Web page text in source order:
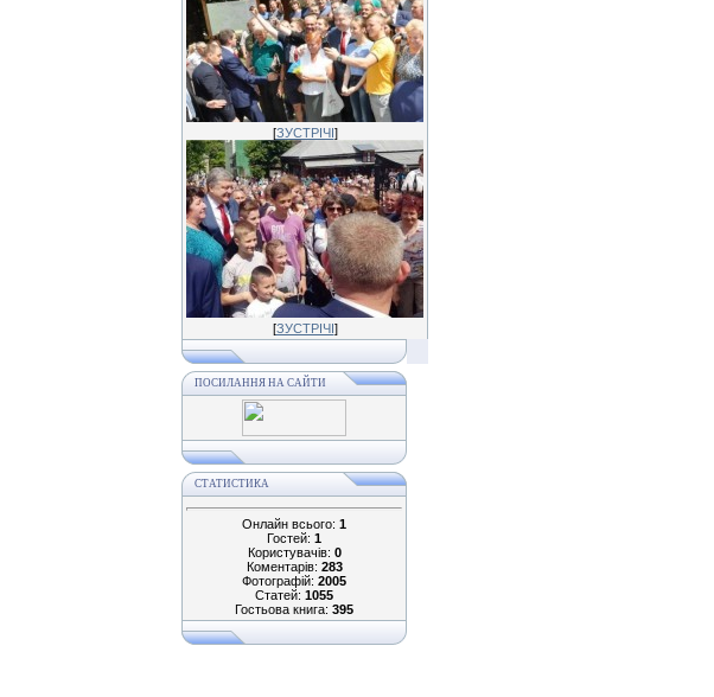
[ЗУСТРІЧІ]
[ЗУСТРІЧІ]
ПОСИЛАННЯ НА САЙТИ
СТАТИСТИКА
Онлайн всього: 1
Гостей: 1
Користувачів: 0
Коментарів: 283
Фотографій: 2005
Статей: 1055
Гостьова книга: 395